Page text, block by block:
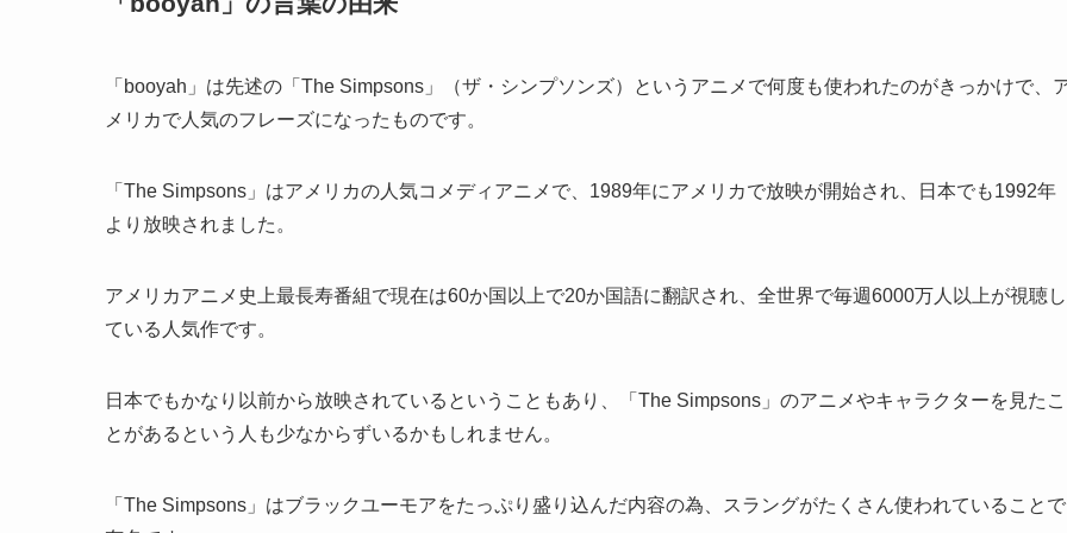
「booyah」は先述の「The Simpsons」（ザ・シンプソンズ）というアニメで何度も使われたのがきっかけで、
メリカで人気のフレーズになったものです。
「The Simpsons」はアメリカの人気コメディアニメで、1989年にアメリカで放映が開始され、日本でも1992年
より放映されました。
アメリカアニメ史上最長寿番組で現在は60か国以上で20か国語に翻訳され、全世界で毎週6000万人以上が視聴し
ている人気作です。
日本でもかなり以前から放映されているということもあり、「The Simpsons」のアニメやキャラクターを見たこ
とがあるという人も少なからずいるかもしれません。
「The Simpsons」はブラックユーモアをたっぷり盛り込んだ内容の為、スラングがたくさん使われていることで